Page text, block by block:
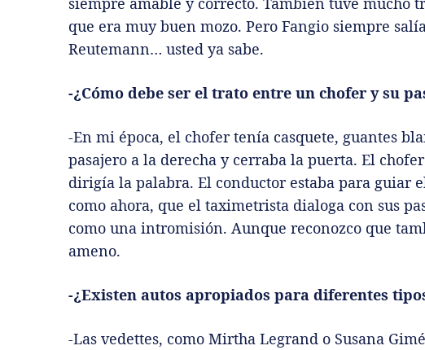
que era muy buen mozo. Pero Fangio siempre
Reutemann… usted ya sabe.
-¿Cómo debe ser el trato entre un chofer y su
-En mi época, el chofer tenía casquete, guantes
pasajero a la derecha y cerraba la puerta. El
dirigía la palabra. El conductor estaba para guiar
como ahora, que el taximetrista dialoga con sus
como una intromisión. Aunque reconozco que
ameno.
-¿Existen autos apropiados para diferentes
-Las vedettes, como Mirtha Legrand o Susana